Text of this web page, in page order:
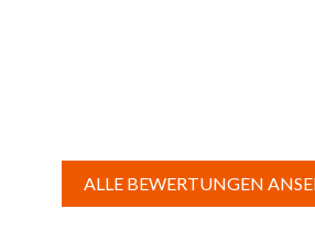
ALLE BEWERTUNGEN